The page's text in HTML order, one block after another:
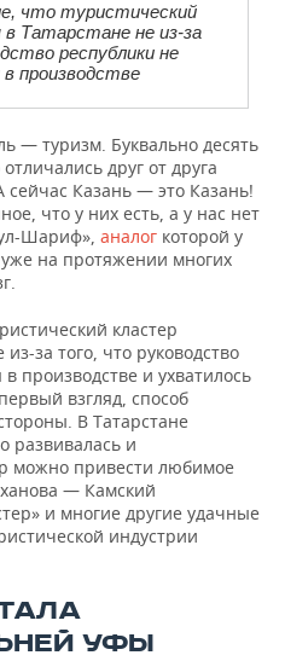
что туристический
в Татарстане не из-за
республики не
производстве
— туризм. Буквально десять
друг от друга
сейчас Казань — это Казань!
что у них есть, а у нас нет
Шариф», аналог которой у
уже на протяжении многих
кластер
за того, что руководство
производстве и ухватилось
взгляд, способ
В Татарстане
развивалась и
можно привести любимое
— Камский
и многие другие удачные
индустрии
УФЫ